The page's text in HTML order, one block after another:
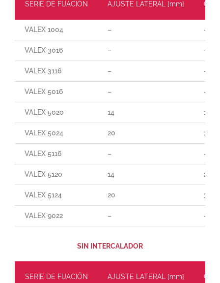
SERIE DE FIJACIÓN AJUSTE LATERAL [mm]
VALEX 1004 – –
VALEX 3016 – –
VALEX 3116 – –
VALEX 5016 – –
VALEX 5020 14 140
VALEX 5024 20 190
VALEX 5116 – –
VALEX 5120 14 250
VALEX 5124 20 300
VALEX 9022 – –
SIN INTERCALADOR
SERIE DE FIJACIÓN AJUSTE LATERAL [mm]